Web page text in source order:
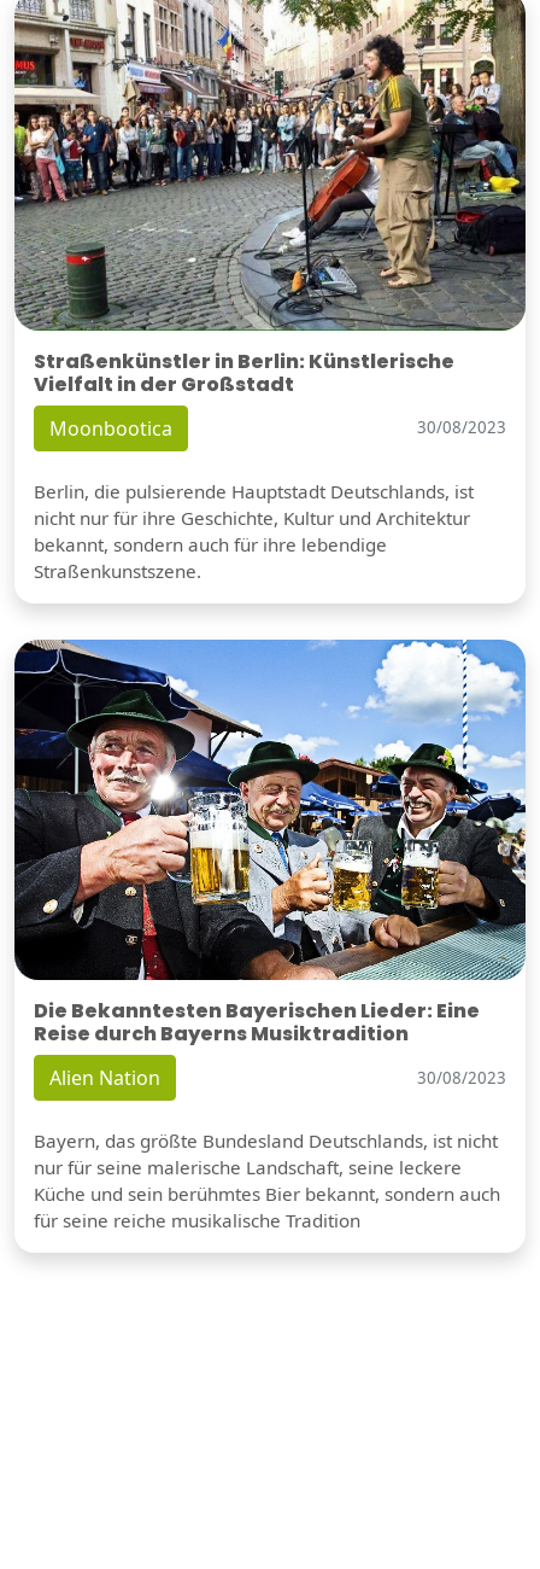
Straßenkünstler in Berlin: Künstlerische
Vielfalt in der Großstadt
Moonbootica 30/08/2023
Berlin, die pulsierende Hauptstadt Deutschlands, ist
nicht nur für ihre Geschichte, Kultur und Architektur
bekannt, sondern auch für ihre lebendige
Straßenkunstszene.
Die Bekanntesten Bayerischen Lieder: Eine
Reise durch Bayerns Musiktradition
Alien Nation 30/08/2023
Bayern, das größte Bundesland Deutschlands, ist nicht
nur für seine malerische Landschaft, seine leckere
Küche und sein berühmtes Bier bekannt, sondern auch
für seine reiche musikalische Tradition